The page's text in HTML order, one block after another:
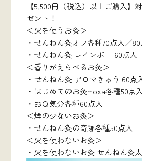
【5,500円（税込）以上ご購入】
ゼント！
＜火を使うお灸＞
・せんねん灸オフ各種70点入／
・せんねん灸 レインボー 60点入
＜香りがえらべるお灸＞
・せんねん灸 アロマきゅう 60点
・はじめてのお灸moxa各種50点入
・おＱ気分各種60点入
＜煙の少ないお灸＞
・せんねん灸の奇跡各種50点入
＜火を使わないお灸＞
・火を使わないお灸 せんねん灸